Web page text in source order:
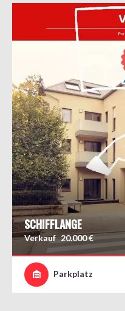
SCHIFFLANGE
Verkauf 20.000 €
Parkplatz